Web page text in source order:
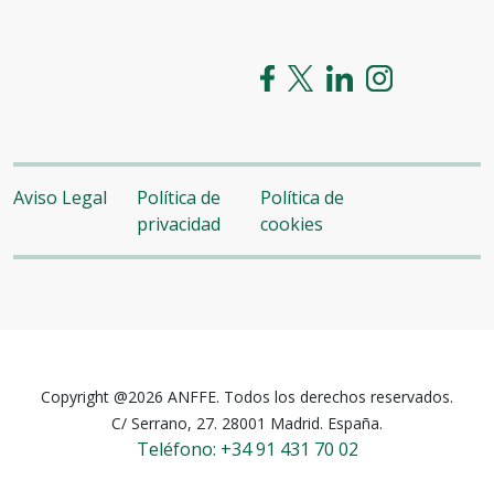
Aviso Legal
Política de
privacidad
Política de
cookies
Copyright @2026 ANFFE. Todos los derechos reservados.
C/ Serrano, 27. 28001 Madrid. España.
Teléfono: +34 91 431 70 02